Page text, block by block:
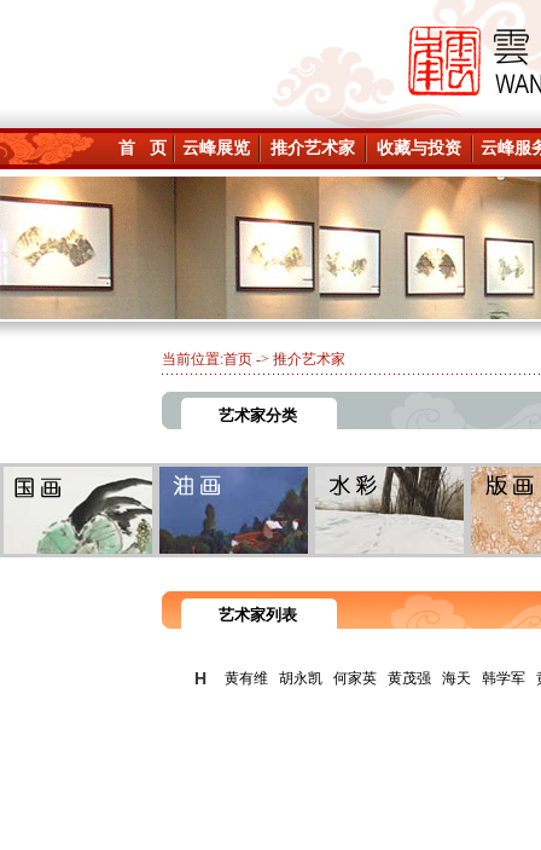
首 页 云峰展览 推介艺术家 收藏与投资 云峰服
当前位置:首页 -> 推介艺术家
艺术家分类
艺术家列表
H 黄有维 胡永凯 何家英 黄茂强 海天 韩学军